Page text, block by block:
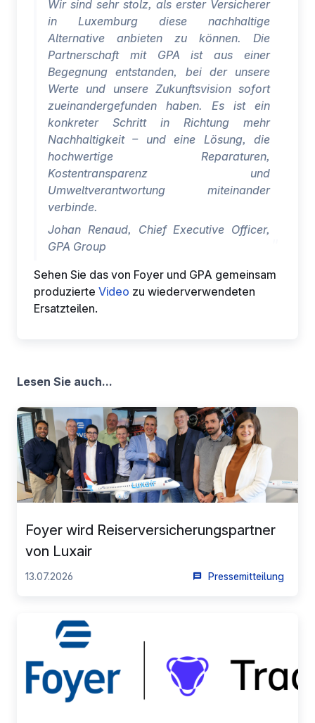
Besucher verfolgen und verstehen, wie Sie auf unsere
Website gelangen.
Personalisierte Angebote und Dienste bereitstellen und
deren Leistung verfolgen. § Informationen mit den
verwendeten sozialen Netzwerken teilen und Ihnen die
Möglichkeit geben, Inhalte anzuzeigen, die auf einer
externen Website gehostet werden.
Wir sind sehr stolz, als erster Versicherer
in Luxemburg diese nachhaltige
Alternative anbieten zu können. Die
Partnerschaft mit GPA ist aus einer
Begegnung entstanden, bei der unsere
Werte und unsere Zukunftsvision sofort
zueinandergefunden haben. Es ist ein
konkreter Schritt in Richtung mehr
Nachhaltigkeit – und eine Lösung, die
hochwertige Reparaturen,
Kostentransparenz und
Umweltverantwortung miteinander
verbinde.
Johan Renaud, Chief Executive Officer,
GPA Group
Sehen Sie das von Foyer und GPA gemeinsam
produzierte Video zu wiederverwendeten
Ersatzteilen.
Lesen Sie auch...
Foyer wird Reiserversicherungspartner
von Luxair
13.07.2026 Pressemitteilung